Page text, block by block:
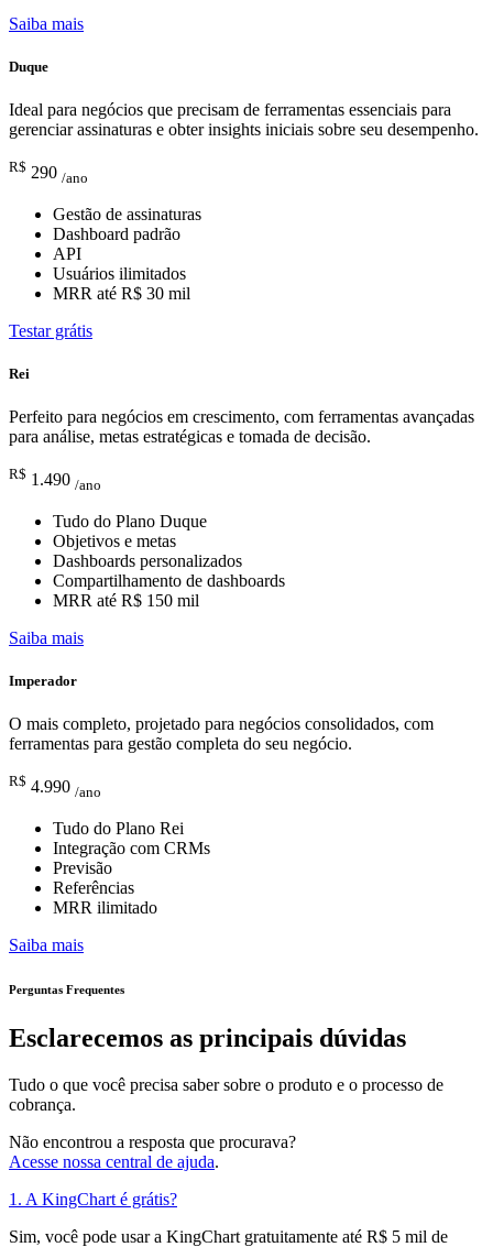
Saiba mais
Duque
Ideal para negócios que precisam de ferramentas essenciais para
gerenciar assinaturas e obter insights iniciais sobre seu desempenho.
R$ 290 /ano
Gestão de assinaturas
Dashboard padrão
API
Usuários ilimitados
MRR até R$ 30 mil
Testar grátis
Rei
Perfeito para negócios em crescimento, com ferramentas avançadas
para análise, metas estratégicas e tomada de decisão.
R$ 1.490 /ano
Tudo do Plano Duque
Objetivos e metas
Dashboards personalizados
Compartilhamento de dashboards
MRR até R$ 150 mil
Saiba mais
Imperador
O mais completo, projetado para negócios consolidados, com
ferramentas para gestão completa do seu negócio.
R$ 4.990 /ano
Tudo do Plano Rei
Integração com CRMs
Previsão
Referências
MRR ilimitado
Saiba mais
Perguntas Frequentes
Esclarecemos as principais dúvidas
Tudo o que você precisa saber sobre o produto e o processo de
cobrança.
Não encontrou a resposta que procurava?
Acesse nossa central de ajuda.
1. A KingChart é grátis?
Sim, você pode usar a KingChart gratuitamente até R$ 5 mil de